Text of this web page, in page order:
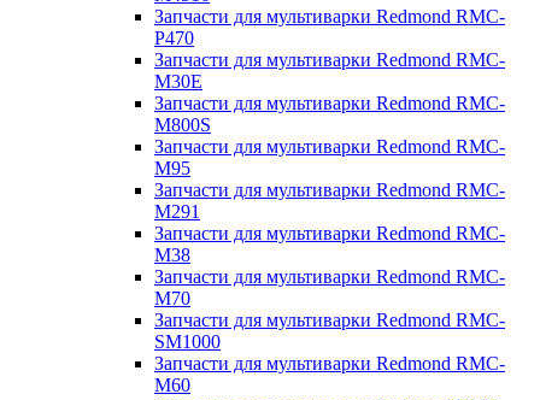
Запчасти для мультиварки Redmond RMC-
P470
Запчасти для мультиварки Redmond RMC-
M30E
Запчасти для мультиварки Redmond RMC-
M800S
Запчасти для мультиварки Redmond RMC-
M95
Запчасти для мультиварки Redmond RMC-
M291
Запчасти для мультиварки Redmond RMC-
M38
Запчасти для мультиварки Redmond RMC-
M70
Запчасти для мультиварки Redmond RMC-
SM1000
Запчасти для мультиварки Redmond RMC-
M60